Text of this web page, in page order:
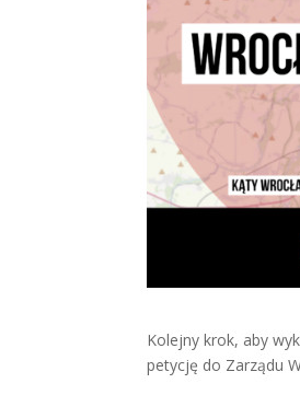
Kolejny krok, aby
petycję do Zarządu